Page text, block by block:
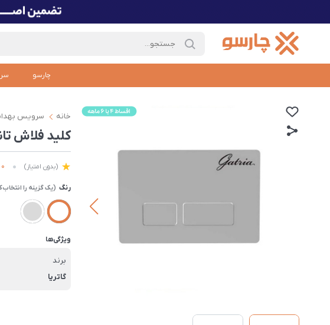
چارسو
خانه سرویس
کلید فلاش
(بدون امتیاز) 0 دیدگاه
رنگ
ویژگی‌ها
برند
گاتریا